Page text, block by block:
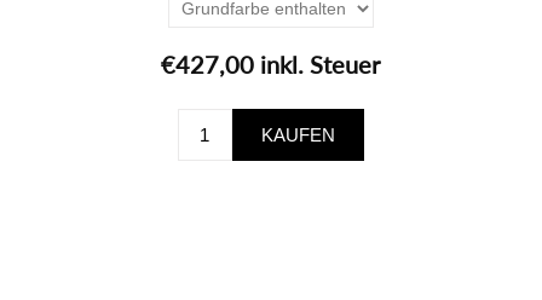
€427,00 inkl. Steuer